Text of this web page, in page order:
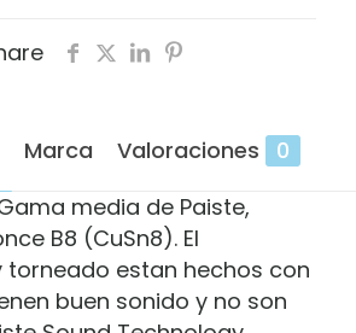
Marca Valoraciones
0
media de Paiste,
B8 (CuSn8). El
torneado estan hechos con
buen sonido y no son